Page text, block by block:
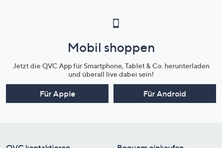
Mobil shoppen
Jetzt die QVC App für Smartphone, Tablet & Co. herunterladen
und überall live dabei sein!
Für Apple Für Android